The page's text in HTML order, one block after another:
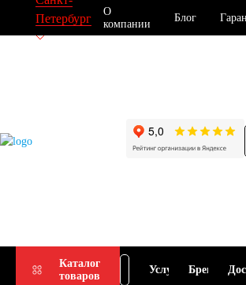
Петербург
О
компании
Блог
Каталог
товаров
Подбор
Услуги Бренды